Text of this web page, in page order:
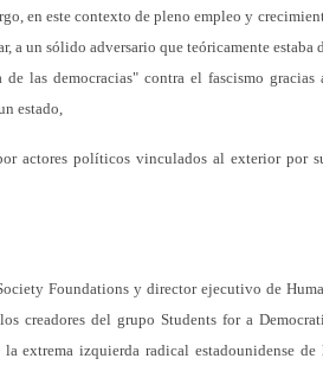
en este contexto de pleno empleo y
a un sólido adversario que teóricamente estaba
las democracias" contra el fascismo gracias
estado,
actores políticos vinculados al exterior por
Foundations y director ejecutivo de
creadores del grupo Students for a
extrema izquierda radical estadounidense de